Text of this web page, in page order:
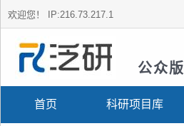
欢迎您！ IP:216.73.217.1
公众版
首页 科研项目库